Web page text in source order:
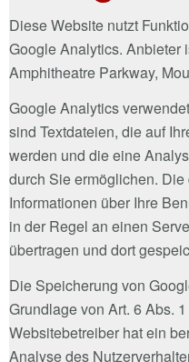
Diese Website nutzt
Google Analytics. Anbieter
Amphitheatre Parkway,
Google Analytics
sind Textdateien, die auf
werden und die eine
durch Sie ermöglichen.
Informationen über Ihre
in der Regel an einen
übertragen und dort
Die Speicherung von
Grundlage von Art. 6 Abs.
Websitebetreiber hat ein
Analyse des